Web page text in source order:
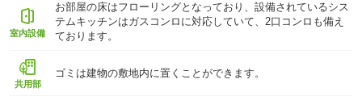
室内設備
お部屋の床はフローリングとなっており、設備されているシス
テムキッチンはガスコンロに対応していて、2口コンロも備え
ております。
共用部
ゴミは建物の敷地内に置くことができます。